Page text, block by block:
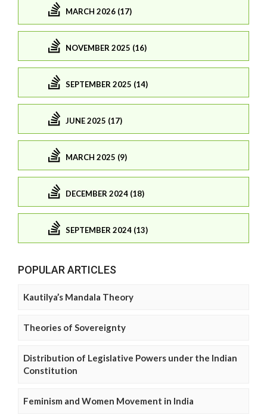
MARCH 2026 (17)
NOVEMBER 2025 (16)
SEPTEMBER 2025 (14)
JUNE 2025 (17)
MARCH 2025 (9)
DECEMBER 2024 (18)
SEPTEMBER 2024 (13)
POPULAR ARTICLES
Kautilya’s Mandala Theory
Theories of Sovereignty
Distribution of Legislative Powers under the Indian
Constitution
Feminism and Women Movement in India